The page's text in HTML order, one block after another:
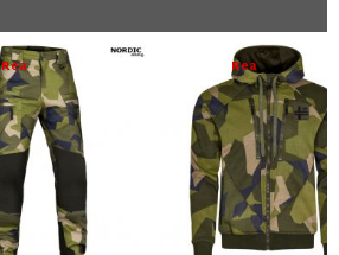
Rea Rea